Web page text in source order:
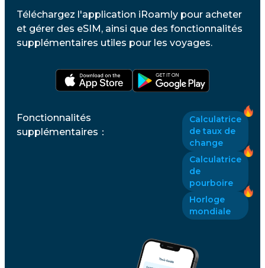
Téléchargez l'application iRoamly pour acheter
et gérer des eSIM, ainsi que des fonctionnalités
supplémentaires utiles pour les voyages.
Fonctionnalités
supplémentaires ：
Calculatrice
de taux de
change
Calculatrice
de
pourboire
Horloge
mondiale